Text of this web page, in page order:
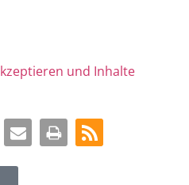
und Inhalte